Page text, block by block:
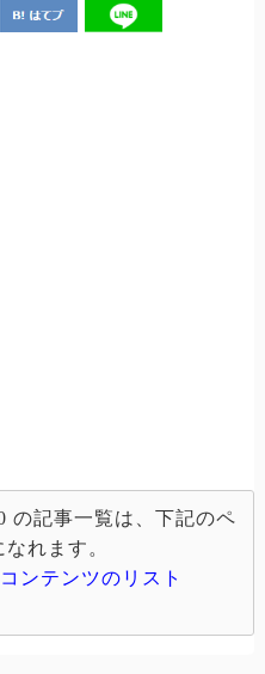
の記事一覧は、下記のペ
れます。
ンテンツのリスト